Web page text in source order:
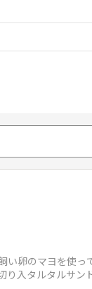
卵のマヨを使っ
入タルタルサン